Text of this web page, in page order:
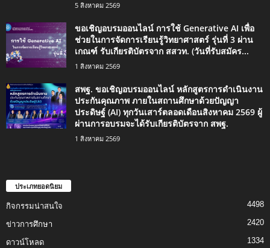
5 สิงหาคม 2569
ขอเชิญอบรมออนไลน์ การใช้ Generative AI เพื่อ
ช่วยในการจัดการเรียนรู้วิทยาศาสตร์ รุ่นที่ 3 ผ่าน
เกณฑ์ รับเกียรติบัตรจาก สสวท. (วันที่รับสมัคร...
1 สิงหาคม 2569
สพฐ. ขอเชิญอบรมออนไลน์ หลักสูตรการดำเนินงาน
ประกันคุณภาพ ภายในสถานศึกษาด้วยปัญญา
ประดิษฐ์ (AI) ทุกวันเสาร์ตลอดเดือนสิงหาคม 2569 ผู้
ผ่านการอบรมจะได้รับเกียรติบัตรจาก สพฐ.
1 สิงหาคม 2569
ประเภทยอดนิยม
กิจกรรมน่าสนใจ 4498
ข่าวการศึกษา 2420
ดาวน์โหลด 1334